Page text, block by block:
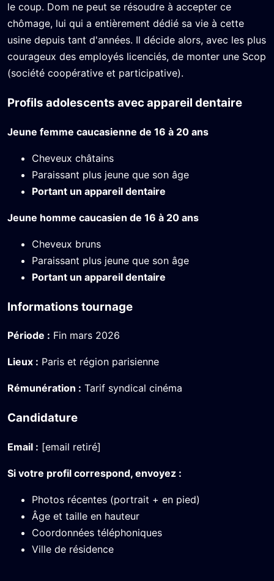
le coup. Dom ne peut se résoudre à accepter ce
chômage, lui qui a entièrement dédié sa vie à cette
usine depuis tant d'années. Il décide alors, avec les plus
courageux des employés licenciés, de monter une Scop
(société coopérative et participative).
Profils adolescents avec appareil dentaire
Jeune femme caucasienne de 16 à 20 ans
Cheveux châtains
Paraissant plus jeune que son âge
Portant un appareil dentaire
Jeune homme caucasien de 16 à 20 ans
Cheveux bruns
Paraissant plus jeune que son âge
Portant un appareil dentaire
Informations tournage
Période : Fin mars 2026
Lieux : Paris et région parisienne
Rémunération : Tarif syndical cinéma
Candidature
Email : [email retiré]
Si votre profil correspond, envoyez :
Photos récentes (portrait + en pied)
Âge et taille en hauteur
Coordonnées téléphoniques
Ville de résidence